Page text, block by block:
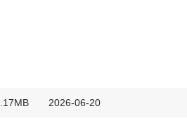
2026-06-20